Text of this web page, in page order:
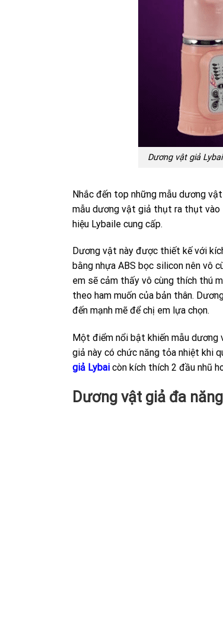
Dương vật giả
Nhắc đến top những mẫu dương
mẫu dương vật giả thụt ra thụt vào
hiệu Lybaile cung cấp.
Dương vật này được thiết kế với
bằng nhựa ABS bọc silicon nên vô
em sẽ cảm thấy vô cùng thích thú
theo ham muốn của bản thân.
đến mạnh mẽ để chị em lựa chọn.
Một điểm nổi bật khiến mẫu
giả này có chức năng tỏa nhiệt khi
giả Lybai còn kích thích 2 đầu nhũ
Dương vật giả đa